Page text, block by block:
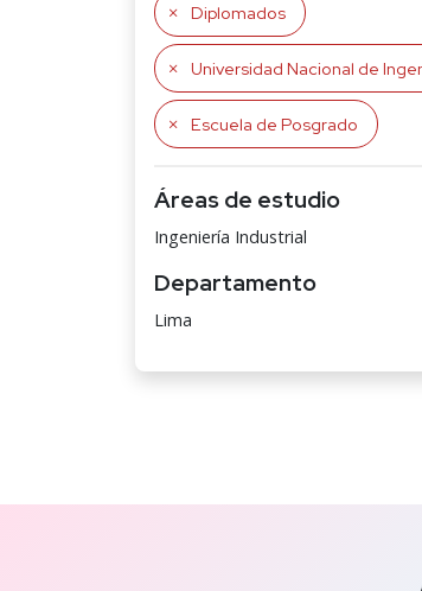
Diplomados
Universidad Nacional de
Escuela de Posgrado
Áreas de estudio
Ingeniería Industrial
Departamento
Lima